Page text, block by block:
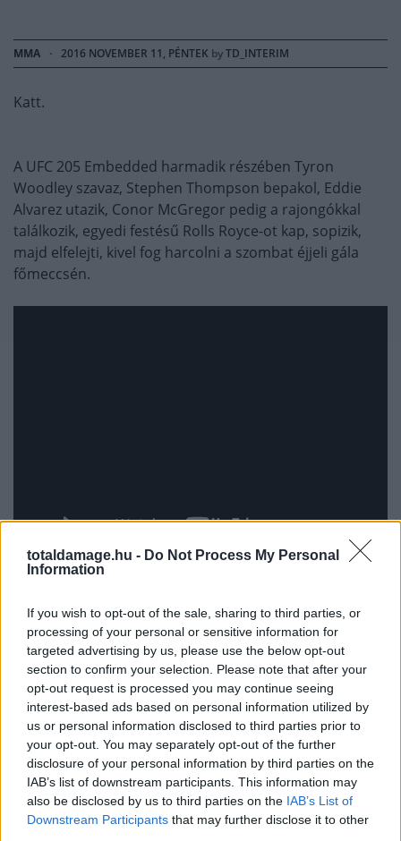
totaldamage.hu - Do Not Process My Personal
Information
If you wish to opt-out of the sale, sharing to third parties, or
processing of your personal or sensitive information for
targeted advertising by us, please use the below opt-out
section to confirm your selection. Please note that after your
opt-out request is processed you may continue seeing
interest-based ads based on personal information utilized by
us or personal information disclosed to third parties prior to
your opt-out. You may separately opt-out of the further
disclosure of your personal information by third parties on the
IAB’s list of downstream participants. This information may
also be disclosed by us to third parties on the IAB’s List of
Downstream Participants that may further disclose it to other
MMA · 2016 NOVEMBER 11, PÉNTEK byTD_INTERIM
Katt.
A UFC 205 Embedded harmadik részében Tyron
Woodley szavaz, Stephen Thompson bepakol, Eddie
Alvarez utazik, Conor McGregor pedig a rajongókkal
találkozik, egyedi festésű Rolls Royce-ot kap, sopizik,
majd elfelejti, kivel fog harcolni a szombat éjjeli gála
főmeccsén.
és Karolina Kowalkiewicz, aztán ezerrel dübörögnek a
médiakötelezettségek: a bunyósok interjúkat adnak,
Reebok-cuccokat próbálnak fel, köztük a külön a UFC
205-re gyártott kesztyűket és bőrdzsekiket, végül
jönnek a nyílt edzések Conor kosarával.